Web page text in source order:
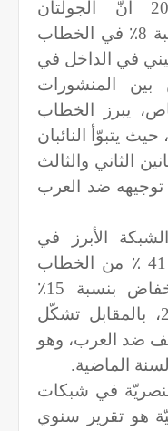
وتشير نتائج المؤشّر 2019 أنّ الجولتان
الانتخابيتان سبّبتا ارتفاعًا بنسبة 8٪ في الخطاب
في الداخل في
بين المنشورات
يبرز الخطاب
يتبوّأ النائبان
الثاني والثالث
ضد العرب
الأبرز في
الخطاب العنيف، حيث نُشر 41 ٪ من الخطاب
العنيف من خلالها، وهو انخفاض بنسبة 15٪
مقارنة بالسنة الماضية 2018، بالمقابل تشكّل
ضد العرب، وهو
في شبكات
هو تقرير سنوي